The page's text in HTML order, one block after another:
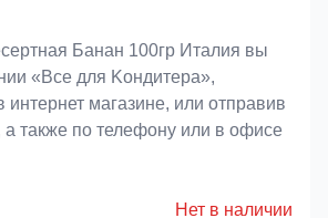
Банан 100гр Италия вы
«Bce для Koндитeрa»,
интернет магазине, или отправив
а также по телефону или в офисе
Нет в наличии